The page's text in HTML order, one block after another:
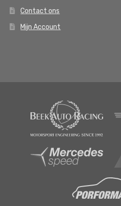
Contact ons
Mijn Account